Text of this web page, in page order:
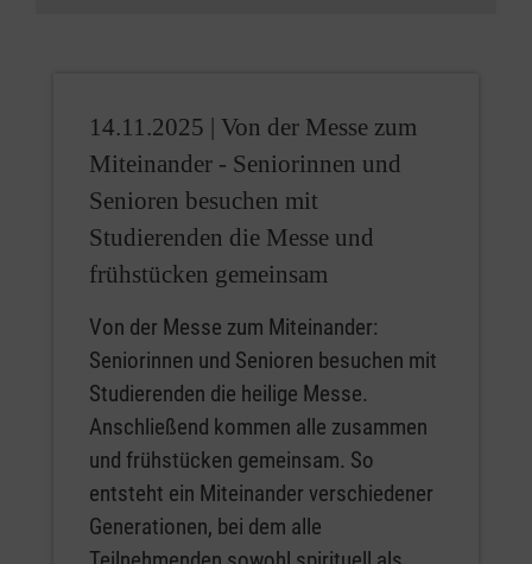
14.11.2025 | Von der Messe zum
Miteinander - Seniorinnen und
Senioren besuchen mit
Studierenden die Messe und
frühstücken gemeinsam
Von der Messe zum Miteinander:
Seniorinnen und Senioren besuchen mit
Studierenden die heilige Messe.
Anschließend kommen alle zusammen
und frühstücken gemeinsam. So
entsteht ein Miteinander verschiedener
Generationen, bei dem alle